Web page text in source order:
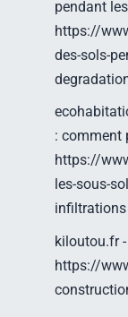
pendant
https://
des-sols-
: comment
https://
les-sous-
infiltrations
kiloutou.fr
https://